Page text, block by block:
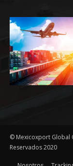
© Mexicoxport Global
Reservados 2020